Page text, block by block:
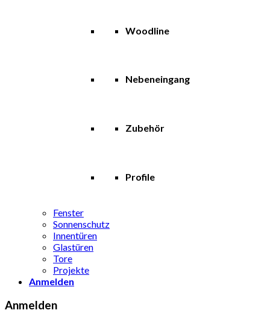
Woodline
Nebeneingang
Zubehör
Profile
Fenster
Sonnenschutz
Innentüren
Glastüren
Tore
Projekte
Anmelden
Anmelden